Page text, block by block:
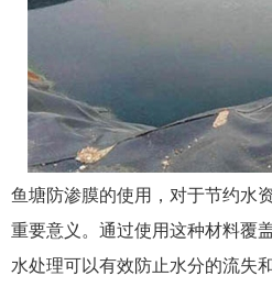
鱼塘防渗膜的使用，对于节约水
重要意义。通过使用这种材料覆
水处理可以有效防止水分的流失